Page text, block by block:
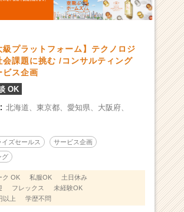
級プラットフォーム】テクノロジ
会課題に挑む /コンサルティング
ビス企画
OK
北海道、 東京都、 愛知県、 大阪府、
ズセールス サービス企画
グ
ク OK 私服OK
土日休み
フレックス
未経験OK
以上
学歴不問